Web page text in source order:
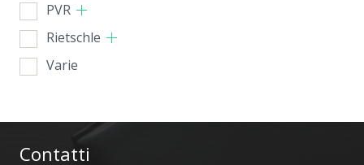
PVR
Rietschle
Varie
Contatti